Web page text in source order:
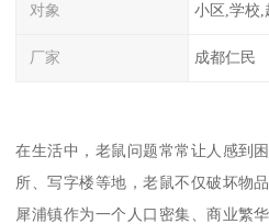
对象 小区,学校,
厂家 成都仁民
在生活中，老鼠问题常常让人感到
所、写字楼等地，老鼠不仅破坏物
犀浦镇作为一个人口密集、商业繁